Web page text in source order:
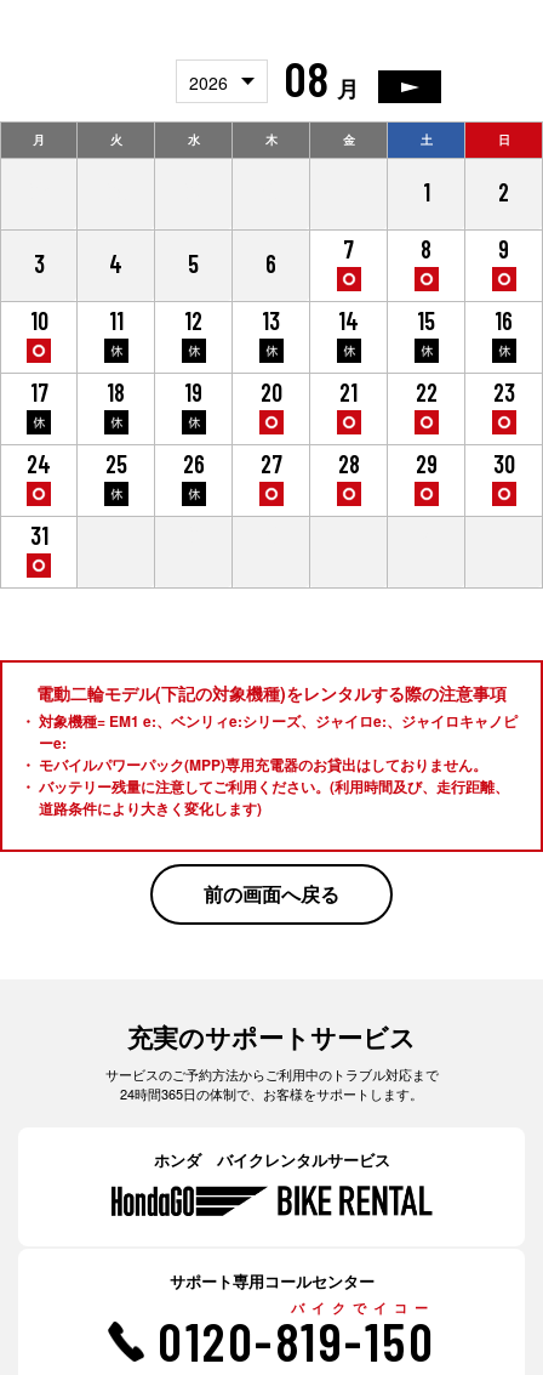
2026 08 月
月 火 水 木 金 土 日
1 2
3 4 5 6
7 8 9
10 11 12 13 14 15 16
17 18 19 20 21 22 23
24 25 26 27 28 29 30
31
電動二輪モデル(下記の対象機種)をレンタルする際の注意事項
対象機種= EM1 e:、ベンリィe:シリーズ、ジャイロe:、ジャイロキャノピ
ーe:
モバイルパワーパック(MPP)専用充電器のお貸出はしておりません。
バッテリー残量に注意してご利用ください。(利用時間及び、走行距離、
道路条件により大きく変化します)
前の画面へ戻る
充実のサポートサービス
サービスのご予約方法からご利用中のトラブル対応まで
24時間365日の体制で、お客様をサポートします。
ホンダ バイクレンタルサービス
サポート専用コールセンター
バイクでイコー
0120-819-150